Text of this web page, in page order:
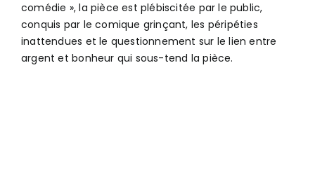
comédie », la pièce est plébiscitée par le public,
conquis par le comique grinçant, les péripéties
inattendues et le questionnement sur le lien entre
argent et bonheur qui sous-tend la pièce.